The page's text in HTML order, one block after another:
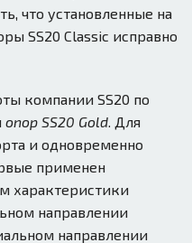
что установленные на
SS20 Classic исправно
компании SS20 по
опор SS20 Gold. Для
и одновременно
применен
характеристики
направлении
направлении